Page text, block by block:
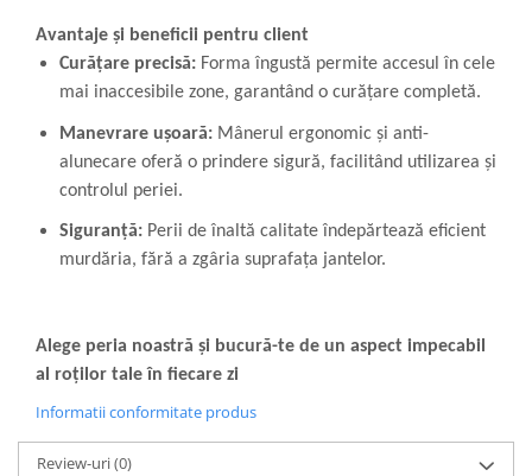
Avantaje și beneficii pentru client
Curățare precisă: Forma îngustă permite accesul în cele
mai inaccesibile zone, garantând o curățare completă.
Manevrare ușoară: Mânerul ergonomic și anti-
alunecare oferă o prindere sigură, facilitând utilizarea și
controlul periei.
Siguranță: Perii de înaltă calitate îndepărtează eficient
murdăria, fără a zgâria suprafața jantelor.
Alege peria noastră și bucură-te de un aspect impecabil
al roților tale în fiecare zi
Informatii conformitate produs
Review-uri(0)